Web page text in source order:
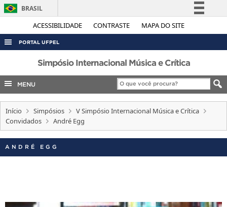
ACESSIBILIDADE CONTRASTE MAPA DO SITE
BRASIL
Simplifique!
Legislação
Canais
PORTAL UFPEL
ACESSO À INFORMAÇÃO
AUDITORIA
COBALTO
CONCURSOS
INTERNACIONAL
Simpósio Internacional Música e Crítica
MENU
Início Simpósios
V Simpósio Internacional Música e Crítica
Convidados
André Egg
ANDRÉ EGG